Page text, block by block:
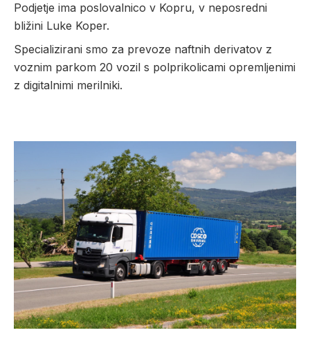
Podjetje ima poslovalnico v Kopru, v neposredni
bližini Luke Koper.
Specializirani smo za prevoze naftnih derivatov z
voznim parkom 20 vozil s polprikolicami opremljenimi
z digitalnimi merilniki.